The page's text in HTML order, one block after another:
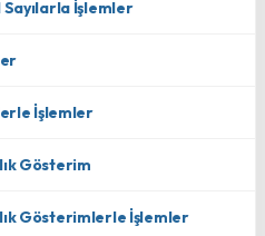
Sayılarla İşlemler
İşlemler
Gösterim
Gösterimlerle İşlemler